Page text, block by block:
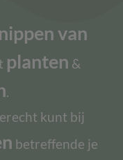
van
planten &
.
kunt bij
betreffende je